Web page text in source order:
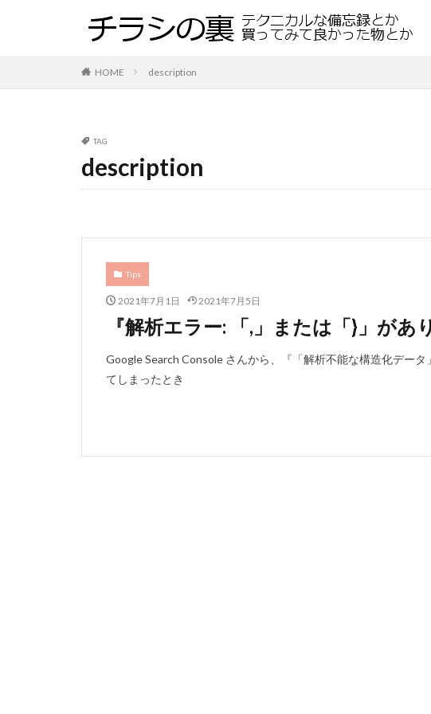
HOME description
TAG
description
Tips
2021年7月1日 2021年7月5日
『解析エラー: 「,」または「}」が
Google Search Console さんから、『「解析不能な構造化デー
てしまったとき